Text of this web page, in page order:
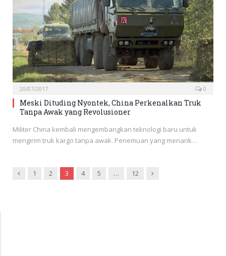
20/07/2017 0
Meski Dituding Nyontek, China Perkenalkan Truk
Tanpa Awak yang Revolusioner
Militer China kembali mengembangkan teknologi baru untuk
mengirim truk kargo tanpa awak. Penemuan yang menarik…
Previous
1 2 3 4 5 … 12 Next